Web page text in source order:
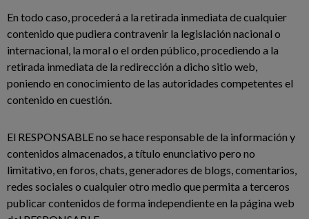
En todo caso, procederá a la retirada inmediata de cualquier
contenido que pudiera contravenir la legislación nacional o
internacional, la moral o el orden público, procediendo a la
retirada inmediata de la redirección a dicho sitio web,
poniendo en conocimiento de las autoridades competentes el
contenido en cuestión.
El RESPONSABLE no se hace responsable de la información y
contenidos almacenados, a título enunciativo pero no
limitativo, en foros, chats, generadores de blogs, comentarios,
redes sociales o cualquier otro medio que permita a terceros
publicar contenidos de forma independiente en la página web